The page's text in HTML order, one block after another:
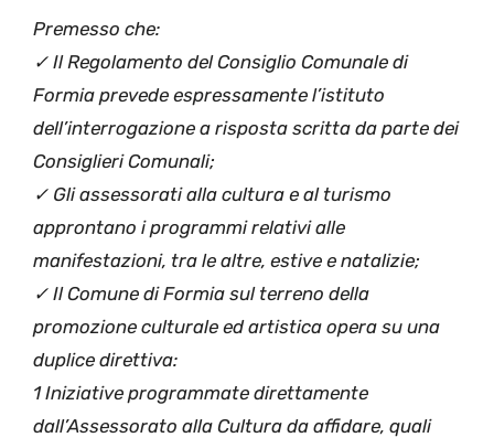
Premesso che:
✓ Il Regolamento del Consiglio Comunale di
Formia prevede espressamente l’istituto
dell’interrogazione a risposta scritta da parte dei
Consiglieri Comunali;
✓ Gli assessorati alla cultura e al turismo
approntano i programmi relativi alle
manifestazioni, tra le altre, estive e natalizie;
✓ Il Comune di Formia sul terreno della
promozione culturale ed artistica opera su una
duplice direttiva:
1 Iniziative programmate direttamente
dall’Assessorato alla Cultura da affidare, quali